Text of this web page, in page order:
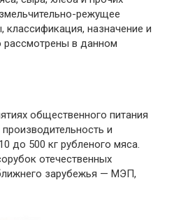
режущее
назначение и
рассмотрены в данном
общественного питания
и
до 500 кг рубленого мяса.
отечественных
зарубежья — МЭП,